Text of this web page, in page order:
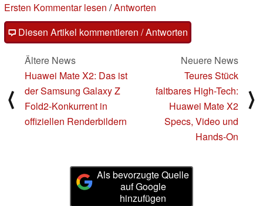
Ersten Kommentar lesen /Antworten
Diesen Artikel kommentieren / Antworten
⟨
Ältere News
Huawei Mate X2: Das ist
der Samsung Galaxy Z
Fold2-Konkurrent in
offiziellen Renderbildern
Neuere News
Teures Stück
faltbares High-Tech:
Huawei Mate X2
Specs, Video und
Hands-On
⟩
Als bevorzugte Quelle
auf Google
hinzufügen